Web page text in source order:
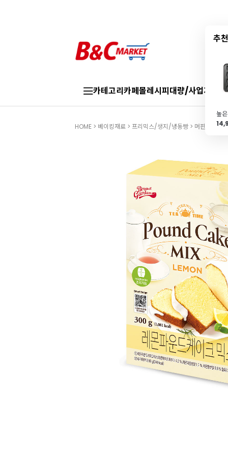
추
카테고리카페몰레시피대량/사업자 브
HOME > 베이킹재료 > 프리믹스/생지/냉동빵 > 머핀/케이크